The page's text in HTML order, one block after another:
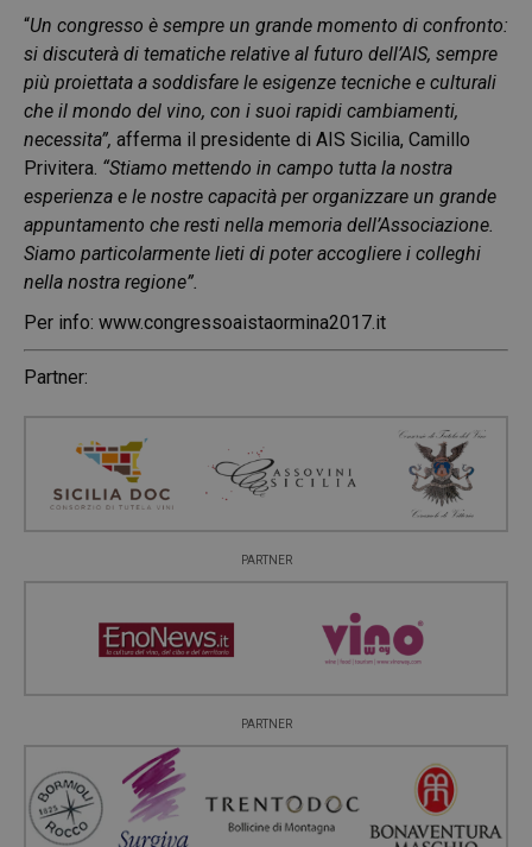
“Un congresso è sempre un grande momento di confronto:
si discuterà di tematiche relative al futuro dell’AIS, sempre
più proiettata a soddisfare le esigenze tecniche e culturali
che il mondo del vino, con i suoi rapidi cambiamenti,
necessita”, afferma il presidente di AIS Sicilia, Camillo
Privitera. “Stiamo mettendo in campo tutta la nostra
esperienza e le nostre capacità per organizzare un grande
appuntamento che resti nella memoria dell’Associazione.
Siamo particolarmente lieti di poter accogliere i colleghi
nella nostra regione”.
Per info: www.congressoaistaormina2017.it
Partner:
PARTNER
PARTNER